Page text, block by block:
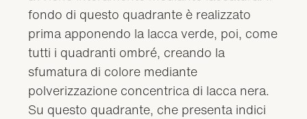
fondo di questo quadrante è realizzato
prima apponendo la lacca verde, poi, come
tutti i quadranti ombré, creando la
sfumatura di colore mediante
polverizzazione concentrica di lacca nera.
Su questo quadrante, che presenta indici